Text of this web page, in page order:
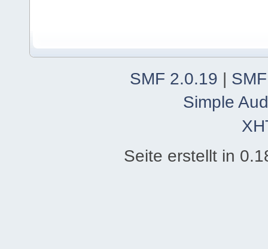
SMF 2.0.19 |
Simple
Seite erstellt in